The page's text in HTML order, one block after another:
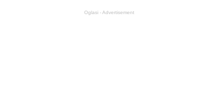
Oglasi - Advertisement